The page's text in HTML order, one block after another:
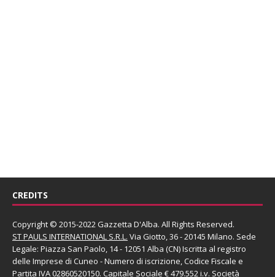
CREDITS
Copyright © 2015-2022 Gazzetta D'Alba. All Rights Reserved.
ST PAULS INTERNATIONAL S.R.L. Via Giotto, 36 - 20145 Milano. Sede
Legale: Piazza San Paolo, 14 - 12051 Alba (CN) Iscritta al registro
delle Imprese di Cuneo - Numero di iscrizione, Codice Fiscale e
Partita IVA 02860520150. Capitale Sociale € 479.552 i.v. Società